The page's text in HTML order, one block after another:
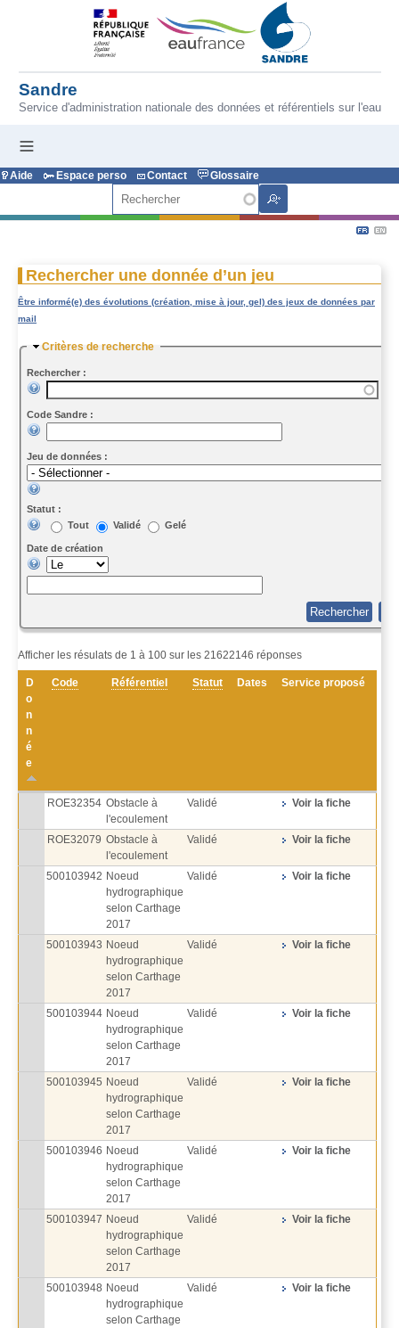
Aller au contenu principal
Sandre
Service d'administration nationale des données et référentiels sur l'eau
Aide Espace perso Contact
Glossaire
Rechercher une donnée d’un jeu
Être informé(e) des évolutions (création, mise à jour, gel) des jeux de données par
mail
Masquer
Critères de recherche
Rechercher :
Code Sandre :
Jeu de données :
Statut :
Tout
Validé Gelé
Date de création
Afficher les résulats de 1 à 100 sur les 21622146 réponses
D
o
n
n
é
e
Code Référentiel Statut Dates Service proposé
ROE32354 Obstacle à
l'ecoulement
Validé Voir la fiche
ROE32079 Obstacle à
l'ecoulement
Validé Voir la fiche
500103942 Noeud
hydrographique
selon Carthage
2017
Validé Voir la fiche
500103943 Noeud
hydrographique
selon Carthage
2017
Validé Voir la fiche
500103944 Noeud
hydrographique
selon Carthage
2017
Validé Voir la fiche
500103945 Noeud
hydrographique
selon Carthage
2017
Validé Voir la fiche
500103946 Noeud
hydrographique
selon Carthage
2017
Validé Voir la fiche
500103947 Noeud
hydrographique
selon Carthage
2017
Validé Voir la fiche
500103948 Noeud
hydrographique
selon Carthage
Validé Voir la fiche